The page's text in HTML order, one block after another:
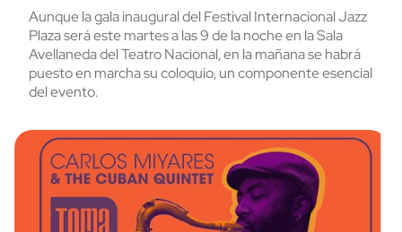
Aunque la gala inaugural del Festival Internacional Jazz
Plaza será este martes a las 9 de la noche en la Sala
Avellaneda del Teatro Nacional, en la mañana se habrá
puesto en marcha su coloquio, un componente esencial
del evento.